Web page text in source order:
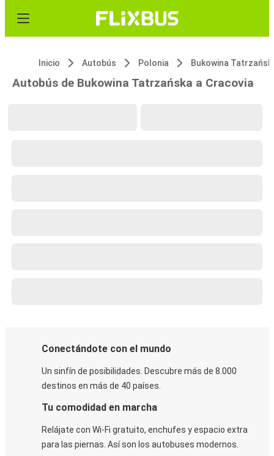
Inicio Autobús Polonia Bukowina
Autobús de Bukowina Tatrzańska a Cracovia
Conectándote con el mundo
Un sinfín de posibilidades. Descubre más de 8.000
destinos en más de 40 países.
Tu comodidad en marcha
Relájate con Wi-Fi gratuito, enchufes y espacio extra
para las piernas. Así son los autobuses modernos.